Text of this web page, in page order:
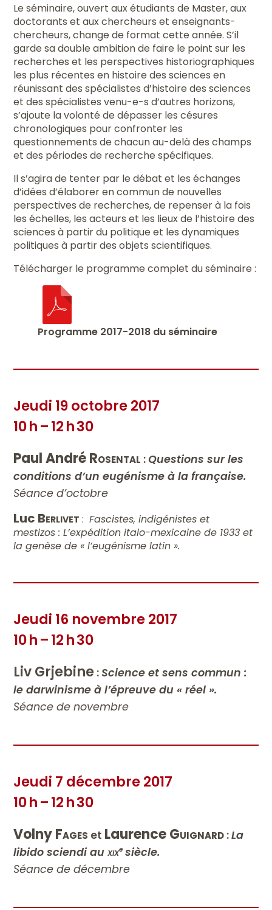
Le séminaire, ouvert aux étudiants de Master, aux
doctorants et aux chercheurs et enseignants-
chercheurs, change de format cette année. S’il
garde sa double ambition de faire le point sur les
recherches et les perspectives historiographiques
les plus récentes en histoire des sciences en
réunissant des spécialistes d’histoire des sciences
et des spécialistes venu-e-s d’autres horizons,
s’ajoute la volonté de dépasser les césures
chronologiques pour confronter les
questionnements de chacun au-delà des champs
et des périodes de recherche spécifiques.
Il s’agira de tenter par le débat et les échanges
d’idées d’élaborer en commun de nouvelles
perspectives de recherches, de repenser à la fois
les échelles, les acteurs et les lieux de l’histoire des
sciences à partir du politique et les dynamiques
politiques à partir des objets scientifiques.
Télécharger le programme complet du séminaire :
Programme 2017-2018 du séminaire
Jeudi 19 octobre 2017
10 h – 12 h 30
Paul AndréRosental : Questions sur les
conditions d’un eugénisme à la française.
Séance d’octobre
Luc Berlivet : Fascistes, indigénistes et
mestizos : L’expédition italo-mexicaine de 1933 et
la genèse de « l’eugénisme latin ».
Jeudi 16 novembre 2017
10 h – 12 h 30
Liv Grjebine :Science et sens commun :
le darwinisme à l’épreuve du « réel ».
Séance de novembre
Jeudi 7 décembre 2017
10 h – 12 h 30
VolnyFages et LaurenceGuignard :La
libido sciendi auxixe siècle.
Séance de décembre